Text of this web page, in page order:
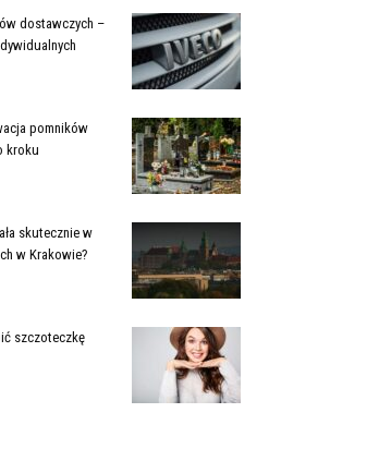
dostawczych –
pomników
kroku
skutecznie w
w Krakowie?
szczoteczkę